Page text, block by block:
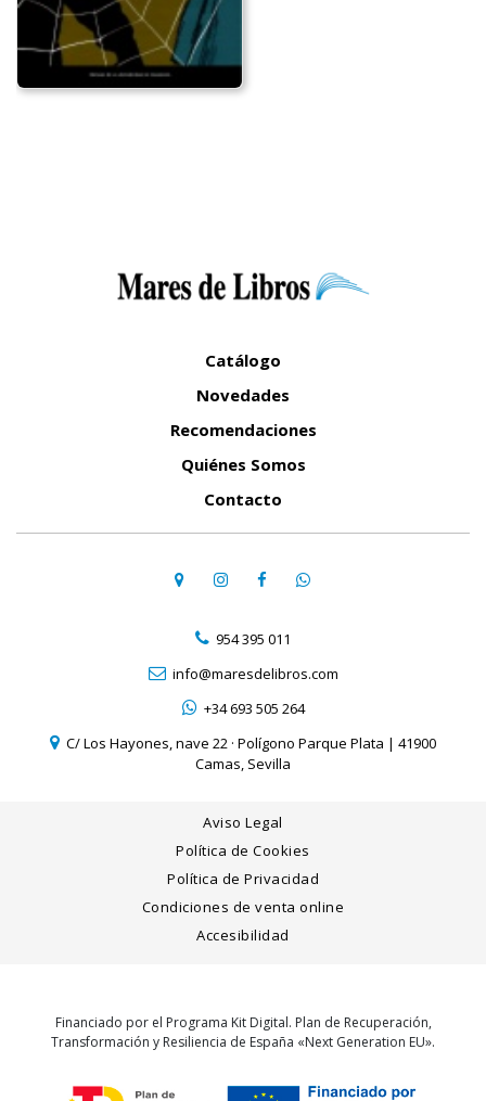
Catálogo
Novedades
Recomendaciones
Quiénes Somos
Contacto
954 395 011
info@maresdelibros.com
+34 693 505 264
C/ Los Hayones, nave 22 · Polígono Parque Plata | 41900
Camas, Sevilla
Aviso Legal
Política de Cookies
Política de Privacidad
Condiciones de venta online
Accesibilidad
Financiado por el Programa Kit Digital. Plan de Recuperación,
Transformación y Resiliencia de España «Next Generation EU».